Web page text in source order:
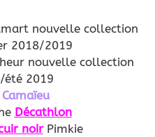
nouvelle collection
2018/2019
nouvelle collection
2019
Camaïeu
Décathlon
noirPimkie